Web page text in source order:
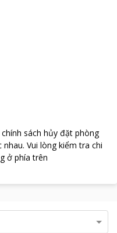
sách hủy đặt phòng
nhau. Vui lòng kiểm tra chi
ở phía trên